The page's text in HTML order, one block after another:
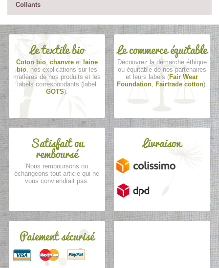
Collants
Le textile bio
Coton bio, chanvreet laine
bio, nos explications sur les
matières de nos produits et les
labels correspondants (label
GOTS).
Le commerce équitable
Découvrez la démarche éthique
ou équitable de nos partenaires
et leurs labels (Fair Wear
Foundation, Fairtrade cotton).
Satisfait ou
remboursé
Nous remboursons ou
échangeons tout article qui ne
vous conviendrait pas.
Livraison
Paiement sécurisé